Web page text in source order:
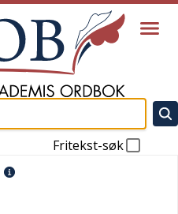
Fritekst-søk